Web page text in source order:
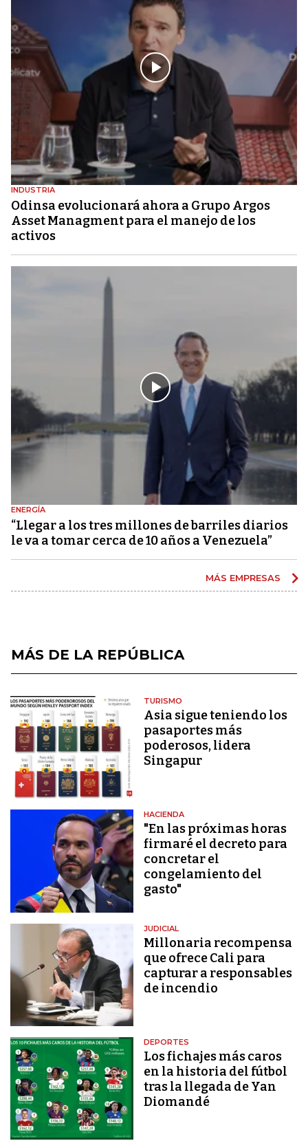
INDUSTRIA
Odinsa evolucionará ahora a Grupo Argos
Asset Managment para el manejo de los
activos
ENERGÍA
“Llegar a los tres millones de barriles diarios
le va a tomar cerca de 10 años a Venezuela”
MÁS EMPRESAS
MÁS DE LA REPÚBLICA
TURISMO
Asia sigue teniendo los
pasaportes más
poderosos, lidera
Singapur
HACIENDA
"En las próximas horas
firmaré el decreto para
concretar el
congelamiento del
gasto"
JUDICIAL
Millonaria recompensa
que ofrece Cali para
capturar a responsables
de incendio
DEPORTES
Los fichajes más caros
en la historia del fútbol
tras la llegada de Yan
Diomandé